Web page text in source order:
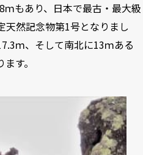
もあり、日本で最古・最大級
天然記念物第1号となりまし
ｍ、そして南北に13ｍある
す。